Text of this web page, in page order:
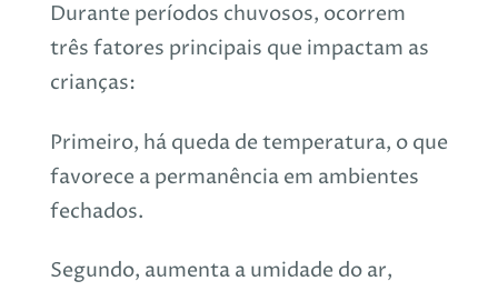
Durante períodos chuvosos, ocorrem
três fatores principais que impactam as
crianças:
Primeiro, há queda de temperatura, o que
favorece a permanência em ambientes
fechados.
Segundo, aumenta a umidade do ar,